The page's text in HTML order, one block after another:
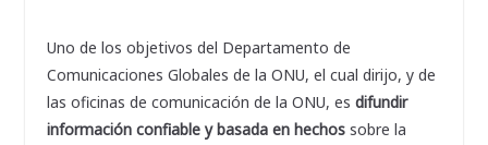
Uno de los objetivos del Departamento de
Comunicaciones Globales de la ONU, el cual dirijo, y de
las oficinas de comunicación de la ONU, es difundir
información confiable y basada en hechossobre la